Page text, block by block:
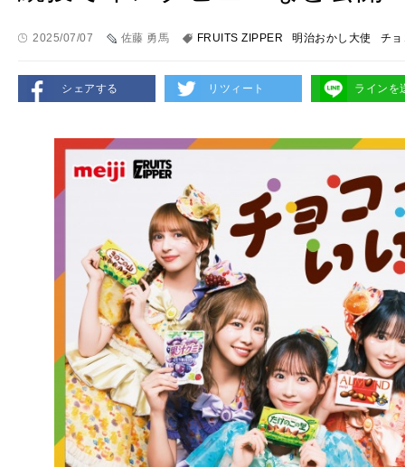
2025/07/07 佐藤 勇馬 FRUITS ZIPPER 明治おかし大使 チ
シェアする リツィート ラインを